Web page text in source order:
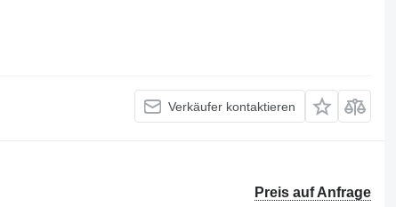
Verkäufer kontaktieren
Preis auf Anfrage